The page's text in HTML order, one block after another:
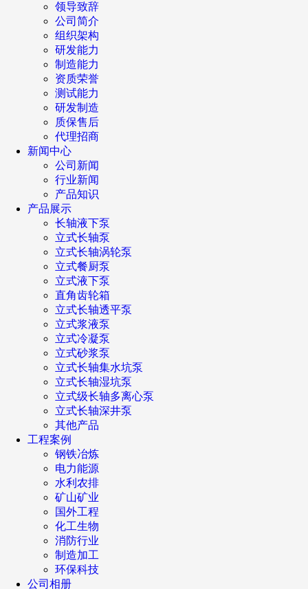
领导致辞
公司简介
组织架构
研发能力
制造能力
资质荣誉
测试能力
研发制造
质保售后
代理招商
新闻中心
公司新闻
行业新闻
产品知识
产品展示
长轴液下泵
立式长轴泵
立式长轴涡轮泵
立式餐厨泵
立式液下泵
直角齿轮箱
立式长轴透平泵
立式浆液泵
立式冷凝泵
立式砂浆泵
立式长轴集水坑泵
立式长轴湿坑泵
立式级长轴多离心泵
立式长轴深井泵
其他产品
工程案例
钢铁冶炼
电力能源
水利农排
矿山矿业
国外工程
化工生物
消防行业
制造加工
环保科技
公司相册